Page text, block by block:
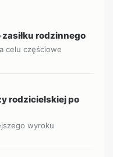
rodzinnego
celu częściowe
rodzicielskiej po
wyroku